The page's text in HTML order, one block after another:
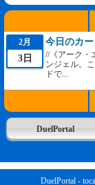
2月
3日
今日のカー
//《アーク・
ンジェル。
ドで...
DuelPortal
DuelPortal -